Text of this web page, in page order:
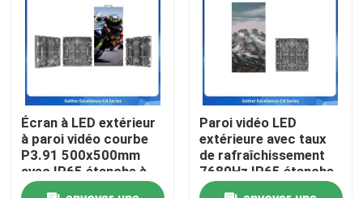
A propos de nous
Visite d'usine
Contrôle de la qualité
Écran à LED extérieur
à paroi vidéo courbe
P3.91 500x500mm
avec IP65 étanche à
l'eau et 3500nit
Paroi vidéo LED
extérieure avec taux
de rafraîchissement
7680Hz IP65 étanche
et taille de cabinet